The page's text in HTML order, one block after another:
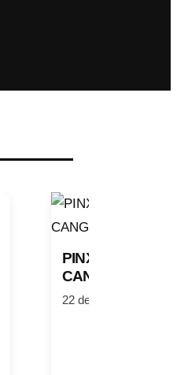
PINXO DE
CANGURATGE
22 de juliol de 2026